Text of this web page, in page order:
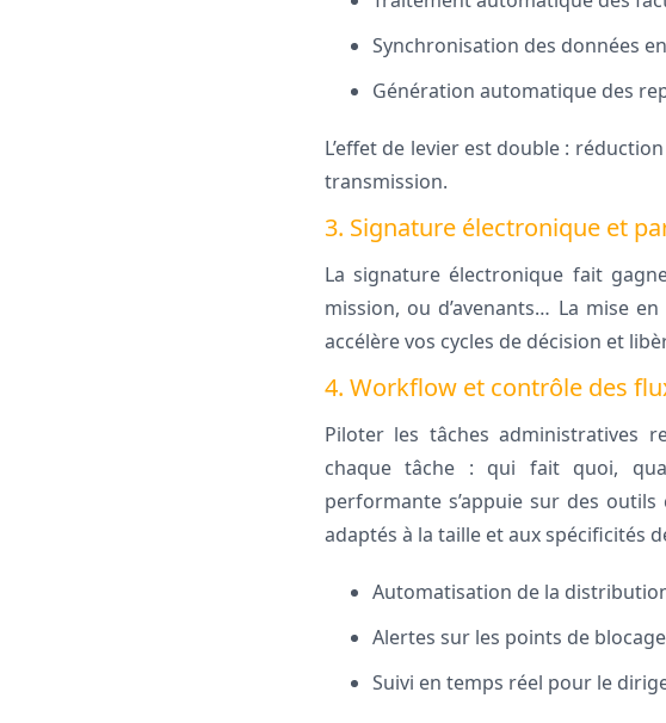
Synchronisation des données
Génération automatique des
L’effet de levier est double :
transmission.
3. Signature électronique et
La signature électronique fait
mission, ou d’avenants… La mise
accélère vos cycles de décision et
4. Workflow et contrôle des
Piloter les tâches administratives
chaque tâche : qui fait quoi,
performante s’appuie sur des
adaptés à la taille et aux spécificités
Automatisation de la
Alertes sur les points de
Suivi en temps réel pour le